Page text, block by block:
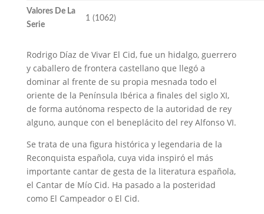
Valores De La
Serie
1 (1062)
Rodrigo Díaz de Vivar El Cid, fue un hidalgo, guerrero
y caballero de frontera castellano que llegó a
dominar al frente de su propia mesnada todo el
oriente de la Península Ibérica a finales del siglo XI,
de forma autónoma respecto de la autoridad de rey
alguno, aunque con el beneplácito del rey Alfonso VI.
Se trata de una figura histórica y legendaria de la
Reconquista española, cuya vida inspiró el más
importante cantar de gesta de la literatura española,
el Cantar de Mío Cid. Ha pasado a la posteridad
como El Campeador o El Cid.